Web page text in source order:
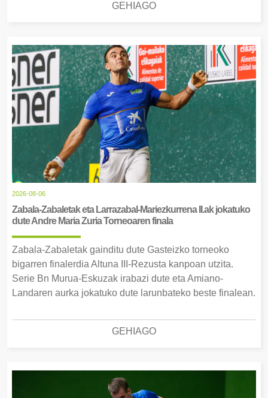
GEHIAGO
2026-08-06
Zabala-Zabaletak eta Larrazabal-Mariezkurrena II.ak jokatuko
dute Andre Maria Zuria Torneoaren finala
Zabala-Zabaletak gainditu dute Gasteizko torneoko
bigarren finalerdia Altuna III-Rezusta kanpoan utzita.
Serie Bn Murua-Eskuzak irabazi dute eta Amiano-
Landaren aurka jokatuko dute larunbateko beste finalean.
GEHIAGO